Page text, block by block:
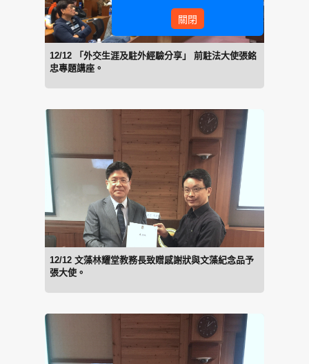
12/12 「外交生涯及駐外經驗分享」 前駐法大使張銘
忠專題講座。
12/12 文藻林耀堂教務長致贈感謝狀與文藻紀念品予
張大使。
關閉